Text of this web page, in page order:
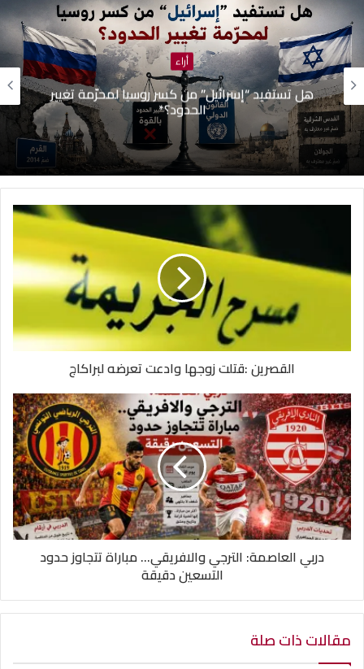
أراء
الدكتور علي الفالحي : أزمتنا ليست قدراً… بل أزمة
خيارات سياسية”
القصرين :قتلت زوجها وادعت تعرضه لبراكاج
دربي العاصمة: الترجي والافريقي... مباراة تتجاوز حدود
التسعين دقيقة
مقالات ذات صلة